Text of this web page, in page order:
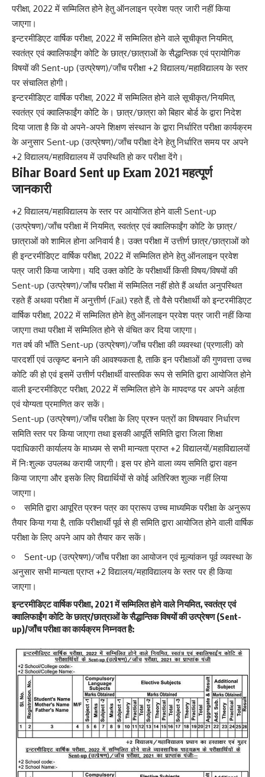
परीक्षा, 2022 में सम्मिलित होने हेतु ऑनलाइन प्रवेश पत्र जारी नहीं किया
जाएगा।
इन्टरमीडिएट वार्षिक परीक्षा, 2022 में सम्मिलित होने वाले सूचीकृत नियमित,
स्वतंत्र एवं क्वालिफाईंग कोटि के छात्र/छात्राओं के सैद्धान्तिक एवं प्रायोगिक
विषयों की Sent-up (उत्प्रेषण)/जाँच परीक्षा +2 विद्यालय/महाविद्यालय के स्तर
पर संचालित होगी।
इन्टरमीडिएट वार्षिक परीक्षा, 2022 में सम्मिलित होने वाले सूचीकृत/नियमित,
स्वतंत्र एवं क्वालिफाईंग कोटि के। छात्र/छात्रा को बिहार बोर्ड के द्वारा निदेश
दिया जाता है कि वो अपने-अपने शिक्षण संस्थान के द्वारा निर्धारित परीक्षा कार्यक्रम
के अनुसार Sent-up (उत्प्रेषण)/जाँच परीक्षा देने हेतु निर्धारित समय पर अपने
+2 विद्यालय/महाविद्यालय में उपस्थिति हो कर परीक्षा देंगे।
Bihar Board Sent up Exam 2021 महत्पूर्ण
जानकारी
+2 विद्यालय/महाविद्यालय के स्तर पर आयोजित होने वाली Sent-up
(उत्प्रेषण)/जाँच परीक्षा में नियमित, स्वतंत्र एवं क्वालिफाईंग कोटि के छात्र/
छात्राओं को शामिल होना अनिवार्य है। उक्त परीक्षा में उत्तीर्ण छात्र/छात्राओं को
ही इन्टरमीडिएट वार्षिक परीक्षा, 2022 में सम्मिलित होने हेतु ऑनलाइन प्रवेश
पत्र जारी किया जायेगा। यदि उक्त कोटि के परीक्षार्थी किसी विषय/विषयों की
Sent-up (उत्प्रेषण)/जाँच परीक्षा में सम्मिलित नहीं होते हैं अर्थात अनुपस्थित
रहते हैं अथवा परीक्षा में अनुत्तीर्ण (Fail) रहते हैं, तो वैसे परीक्षार्थी को इन्टरमीडिएट
वार्षिक परीक्षा, 2022 में सम्मिलित होने हेतु ऑनलाइन प्रवेश पत्र जारी नहीं किया
जाएगा तथा परीक्षा में सम्मिलित होने से वंचित कर दिया जाएगा।
गत वर्ष की भाँति Sent-up (उत्प्रेषण)/जाँच परीक्षा की व्यवस्था (प्रणाली) को
पारदर्शी एवं उत्कृष्ट बनाने की आवश्यकता है, ताकि इन परीक्षाओं की गुणवत्ता उच्च
कोटि की हो एवं इसमें उत्तीर्ण परीक्षार्थी वास्तविक रूप से समिति द्वारा आयोजित होने
वाली इन्टरमीडिएट परीक्षा, 2022 में सम्मिलित होने के मापदण्ड पर अपने अर्हता
एवं योग्यता प्रमाणित कर सकें।
Sent-up (उत्प्रेषण)/जाँच परीक्षा के लिए प्रश्न पत्रों का विषयवार निर्धारण
समिति स्तर पर किया जाएगा तथा इसकी आपूर्ति समिति द्वारा जिला शिक्षा
पदाधिकारी कार्यालय के माध्यम से सभी मान्यता प्राप्त +2 विद्यालयों/महाविद्यालयों
में निःशुल्क उपलब्ध करायी जाएगी। इस पर होने वाला व्यय समिति द्वारा वहन
किया जाएगा और इसके लिए विद्यार्थियों से कोई अतिरिक्त शुल्क नहीं लिया
जाएगा।
समिति द्वारा आपूरित प्रश्न पत्र का प्रारूप उच्च माध्यमिक परीक्षा के अनुरूप
तैयार किया गया है, ताकि परीक्षार्थी पूर्व से ही समिति द्वारा आयोजित होने वाली वार्षिक
परीक्षा के लिए अपने आप को तैयार कर सकें।
Sent-up (उत्प्रेषण)/जाँच परीक्षा का आयोजन एवं मूल्यांकन पूर्व व्यवस्था के
अनुसार सभी मान्यता प्राप्त +2 विद्यालय/महाविद्यालय के स्तर पर ही किया
जाएगा।
इन्टरमीडिएट वार्षिक परीक्षा, 2021 में सम्मिलित होने वाले नियमित, स्वतंत्र एवं
क्वालिफाईंग कोटि के छात्र/छात्राओं के सैद्धान्तिक विषयों की उत्प्रेषण (Sent-
up)/जाँच परीक्षा का कार्यक्रम निम्नवत है: